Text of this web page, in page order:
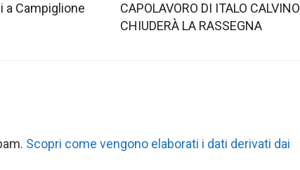
a Campiglione
CAPOLAVORO DI ITALO CALVINO
CHIUDERÀ LA RASSEGNA
Scopri come vengono elaborati i dati derivati dai